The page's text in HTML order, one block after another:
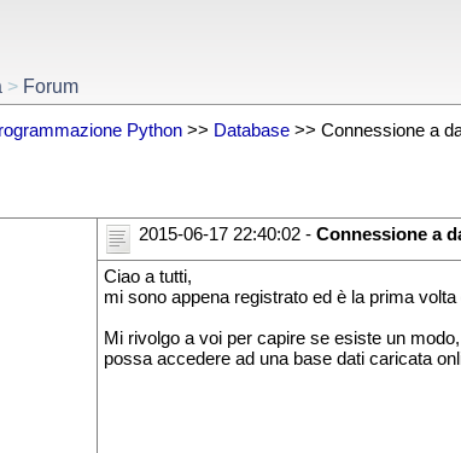
> Forum
Python>> Database>> Connessione a
2015-06-17 22:40:02 - Connessione a
Ciao a tutti,
mi sono appena registrato ed è la prima
Mi rivolgo a voi per capire se esiste un
possa accedere ad una base dati caricata